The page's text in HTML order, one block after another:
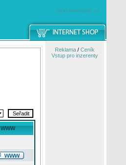
windowsmobile.cz
WWW
Reklama/ Ceník
Vstup pro inzerenty